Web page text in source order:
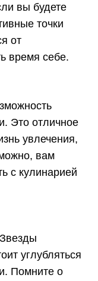
вы будете
точки
от
время себе.
Это отличное
увлечения,
вам
с кулинарией
углубляться
Помните о